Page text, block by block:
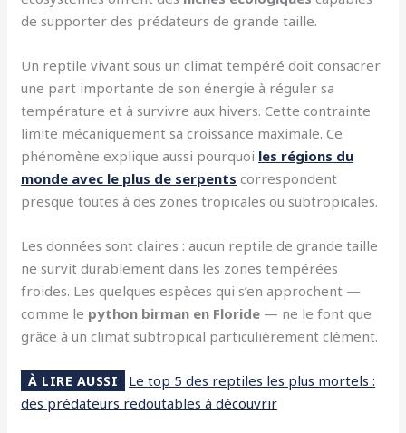
de supporter des prédateurs de grande taille.
Un reptile vivant sous un climat tempéré doit consacrer
une part importante de son énergie à réguler sa
température et à survivre aux hivers. Cette contrainte
limite mécaniquement sa croissance maximale. Ce
phénomène explique aussi pourquoi les régions du
monde avec le plus de serpents correspondent
presque toutes à des zones tropicales ou subtropicales.
Les données sont claires : aucun reptile de grande taille
ne survit durablement dans les zones tempérées
froides. Les quelques espèces qui s’en approchent —
comme le python birman en Floride — ne le font que
grâce à un climat subtropical particulièrement clément.
À LIRE AUSSI
Le top 5 des reptiles les plus mortels :
des prédateurs redoutables à découvrir